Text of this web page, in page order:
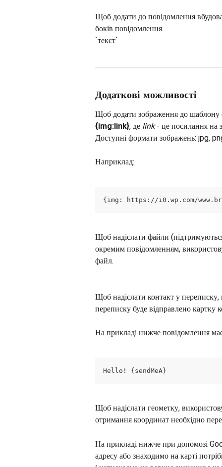
Щоб додати до повідомлення
боків повідомлення:
`текст`
Додаткові можливості
Щоб додати зображення до шаблону
{img:link}, де link - це посилання на
Доступні формати зображень: jpg,
Наприклад:
{img: https://i0.wp.com/
Щоб надіслати файли
окремим повідомленням,
файл.
Щоб надіслати контакт у
переписку буде відправлено
На прикладі нижче повідомлення
Hello! {sendMeA}
Щоб надіслати геометку,
отримання координат необхідно
На прикладі нижче при допомозі
адресу або знаходимо на карті